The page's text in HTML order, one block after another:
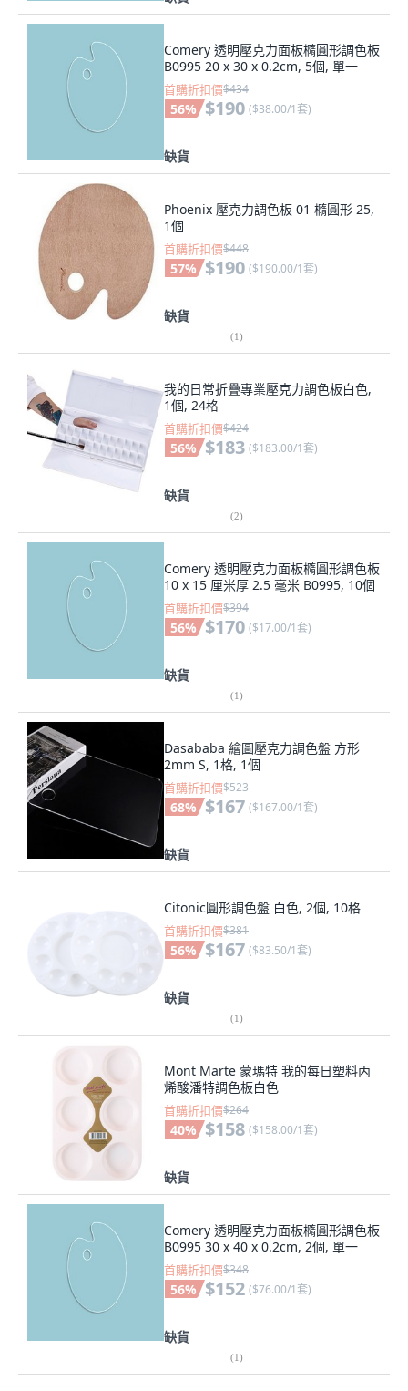
Comery 透明壓克力面板橢圓形調色板
B0995 20 x 30 x 0.2cm, 5個, 單一
首購折扣價$434
56% $190 ($38.00/1套)
缺貨
Phoenix 壓克力調色板 01 橢圓形 25,
1個
首購折扣價$448
57% $190 ($190.00/1套)
缺貨
(1)
我的日常折疊專業壓克力調色板白色,
1個, 24格
首購折扣價$424
56% $183 ($183.00/1套)
缺貨
(2)
Comery 透明壓克力面板橢圓形調色板
10 x 15 厘米厚 2.5 毫米 B0995, 10個
首購折扣價$394
56% $170 ($17.00/1套)
缺貨
(1)
Dasababa 繪圖壓克力調色盤 方形
2mm S, 1格, 1個
首購折扣價$523
68% $167 ($167.00/1套)
缺貨
Citonic圓形調色盤 白色, 2個, 10格
首購折扣價$381
56% $167 ($83.50/1套)
缺貨
(1)
Mont Marte 蒙瑪特 我的每日塑料丙
烯酸潘特調色板白色
首購折扣價$264
40% $158 ($158.00/1套)
缺貨
Comery 透明壓克力面板橢圓形調色板
B0995 30 x 40 x 0.2cm, 2個, 單一
首購折扣價$348
56% $152 ($76.00/1套)
缺貨
(1)